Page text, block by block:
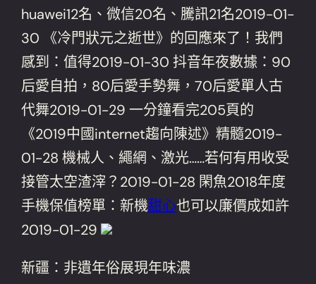
huawei12名、微信20名、騰訊21名2019-01-
30 《冷門狀元之逝世》的回應來了！我們
感到：值得2019-01-30 抖音年夜數據：90
后愛自拍，80后愛手勢舞，70后愛單人古
代舞2019-01-29 一分鐘看完205頁的
《2019中國internet趨向陳述》精髓2019-
01-28 機械人、繩網、激光……若何有用收受
接管太空渣滓？2019-01-28 閑魚2018年度
手機保值榜單：新機甜心也可以廉價成如許
2019-01-29
新疆：非遺年俗展現年味濃